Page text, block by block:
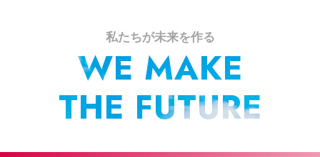
私たちが未来を作る
WE MAKE
THE FUTURE